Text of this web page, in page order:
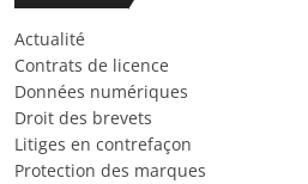
Actualité
Contrats de licence
Données numériques
Droit des brevets
Litiges en contrefaçon
Protection des marques